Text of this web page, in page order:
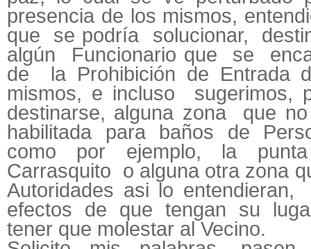
presencia de los mismos,
que se podría solucionar,
algún Funcionario que se
de la Prohibición de Entrada
mismos, e incluso sugerimos,
destinarse, alguna zona que
habilitada para baños de
como por ejemplo, la
Carrasquito o alguna otra zona
Autoridades asi lo
efectos de que tengan su
tener que molestar al Vecino.